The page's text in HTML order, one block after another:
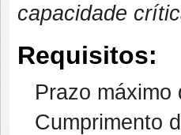
capacidade
Requisitos:
Prazo
Cumprimento